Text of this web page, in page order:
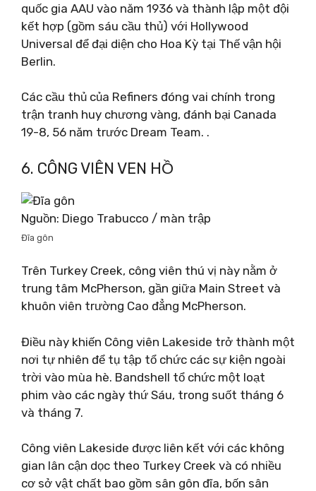
quốc gia AAU vào năm 1936 và thành lập một đội
kết hợp (gồm sáu cầu thủ) với Hollywood
Universal để đại diện cho Hoa Kỳ tại Thế vận hội
Berlin.
Các cầu thủ của Refiners đóng vai chính trong
trận tranh huy chương vàng, đánh bại Canada
19-8, 56 năm trước Dream Team. .
6. CÔNG VIÊN VEN HỒ
Nguồn: Diego Trabucco / màn trập
Đĩa gôn
Trên Turkey Creek, công viên thú vị này nằm ở
trung tâm McPherson, gần giữa Main Street và
khuôn viên trường Cao đẳng McPherson.
Điều này khiến Công viên Lakeside trở thành một
nơi tự nhiên để tụ tập tổ chức các sự kiện ngoài
trời vào mùa hè. Bandshell tổ chức một loạt
phim vào các ngày thứ Sáu, trong suốt tháng 6
và tháng 7.
Công viên Lakeside được liên kết với các không
gian lân cận dọc theo Turkey Creek và có nhiều
cơ sở vật chất bao gồm sân gôn đĩa, bốn sân